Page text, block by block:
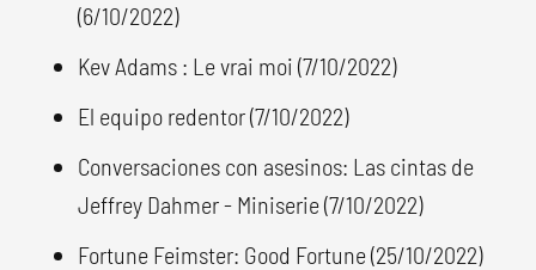
(6/10/2022)
Kev Adams : Le vrai moi (7/10/2022)
El equipo redentor (7/10/2022)
Conversaciones con asesinos: Las cintas de
Jeffrey Dahmer - Miniserie (7/10/2022)
Fortune Feimster: Good Fortune (25/10/2022)